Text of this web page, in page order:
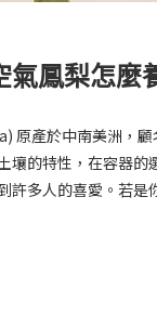
氣鳳梨怎麼
原產於中南美洲，
壤的特性，在容器
許多人的喜愛。若